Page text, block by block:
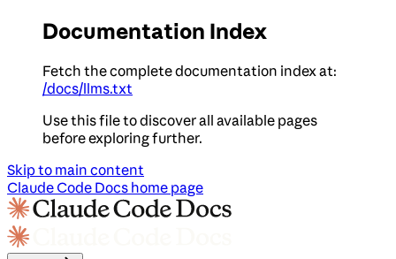
Documentation Index
Fetch the complete documentation index at:
/docs/llms.txt
Use this file to discover all available pages
before exploring further.
Skip to main content
Claude Code Docs home page